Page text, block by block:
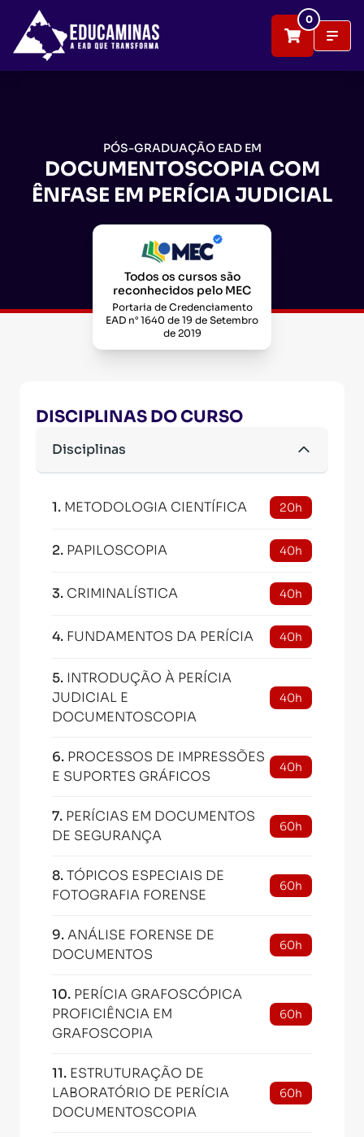
0
PÓS-GRADUAÇÃO EAD EM
DOCUMENTOSCOPIA COM
ÊNFASE EM PERÍCIA JUDICIAL
Todos os cursos são
reconhecidos pelo MEC
Portaria de Credenciamento
EAD n° 1640 de 19 de Setembro
de 2019
DISCIPLINAS DO CURSO
Disciplinas
1. METODOLOGIA CIENTÍFICA 20h
2. PAPILOSCOPIA 40h
3. CRIMINALÍSTICA 40h
4. FUNDAMENTOS DA PERÍCIA 40h
5. INTRODUÇÃO À PERÍCIA
JUDICIAL E
DOCUMENTOSCOPIA
40h
6. PROCESSOS DE IMPRESSÕES
E SUPORTES GRÁFICOS
40h
7. PERÍCIAS EM DOCUMENTOS
DE SEGURANÇA
60h
8.TÓPICOS ESPECIAIS DE
FOTOGRAFIA FORENSE
60h
9.ANÁLISE FORENSE DE
DOCUMENTOS
60h
10. PERÍCIA GRAFOSCÓPICA
PROFICIÊNCIA EM
GRAFOSCOPIA
60h
11. ESTRUTURAÇÃO DE
LABORATÓRIO DE PERÍCIA
DOCUMENTOSCOPIA
60h